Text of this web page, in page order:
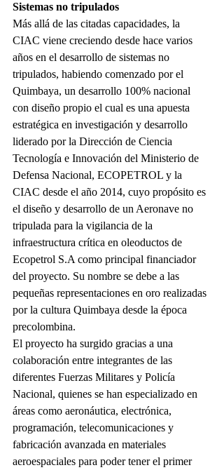
Sistemas no tripulados
Más allá de las citadas capacidades, la
CIAC viene creciendo desde hace varios
años en el desarrollo de sistemas no
tripulados, habiendo comenzado por el
Quimbaya, un desarrollo 100% nacional
con diseño propio el cual es una apuesta
estratégica en investigación y desarrollo
liderado por la Dirección de Ciencia
Tecnología e Innovación del Ministerio de
Defensa Nacional, ECOPETROL y la
CIAC desde el año 2014, cuyo propósito es
el diseño y desarrollo de un Aeronave no
tripulada para la vigilancia de la
infraestructura crítica en oleoductos de
Ecopetrol S.A como principal financiador
del proyecto. Su nombre se debe a las
pequeñas representaciones en oro realizadas
por la cultura Quimbaya desde la época
precolombina.
El proyecto ha surgido gracias a una
colaboración entre integrantes de las
diferentes Fuerzas Militares y Policía
Nacional, quienes se han especializado en
áreas como aeronáutica, electrónica,
programación, telecomunicaciones y
fabricación avanzada en materiales
aeroespaciales para poder tener el primer